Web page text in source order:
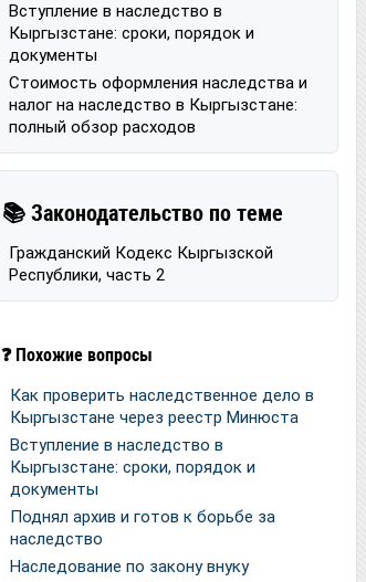
Вступление в наследство в
Кыргызстане: сроки, порядок и
документы
Стоимость оформления наследства и
налог на наследство в Кыргызстане:
полный обзор расходов
📚 Законодательство по теме
Гражданский Кодекс Кыргызской
Республики, часть 2
❓ Похожие вопросы
Как проверить наследственное дело в
Кыргызстане через реестр Минюста
Вступление в наследство в
Кыргызстане: сроки, порядок и
документы
Поднял архив и готов к борьбе за
наследство
Наследование по закону внуку